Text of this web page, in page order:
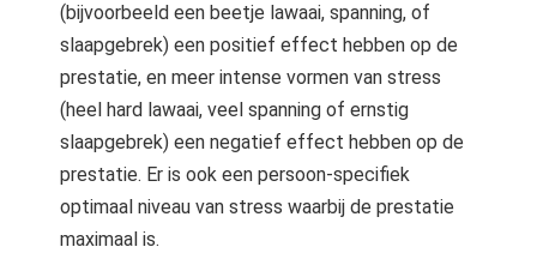
(bijvoorbeeld een beetje lawaai, spanning, of
slaapgebrek) een positief effect hebben op de
prestatie, en meer intense vormen van stress
(heel hard lawaai, veel spanning of ernstig
slaapgebrek) een negatief effect hebben op de
prestatie. Er is ook een persoon-specifiek
optimaal niveau van stress waarbij de prestatie
maximaal is.